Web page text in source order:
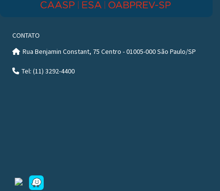
CONTATO
Rua Benjamin Constant, 75 Centro - 01005-000 São Paulo/SP
Tel: (11) 3292-4400